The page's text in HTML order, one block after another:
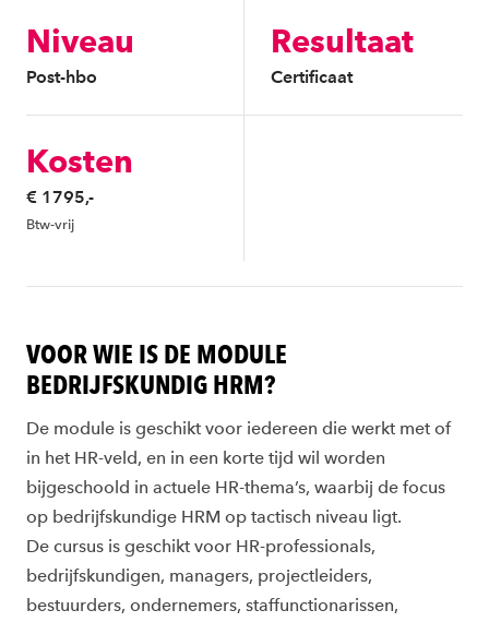
Niveau
Post-hbo
Resultaat
Certificaat
Kosten
€ 1795,-
Btw-vrij
VOOR WIE IS DE MODULE
BEDRIJFSKUNDIG HRM?
De module is geschikt voor iedereen die werkt met of
in het HR-veld, en in een korte tijd wil worden
bijgeschoold in actuele HR-thema’s, waarbij de focus
op bedrijfskundige HRM op tactisch niveau ligt.
De cursus is geschikt voor HR-professionals,
bedrijfskundigen, managers, projectleiders,
bestuurders, ondernemers, staffunctionarissen,